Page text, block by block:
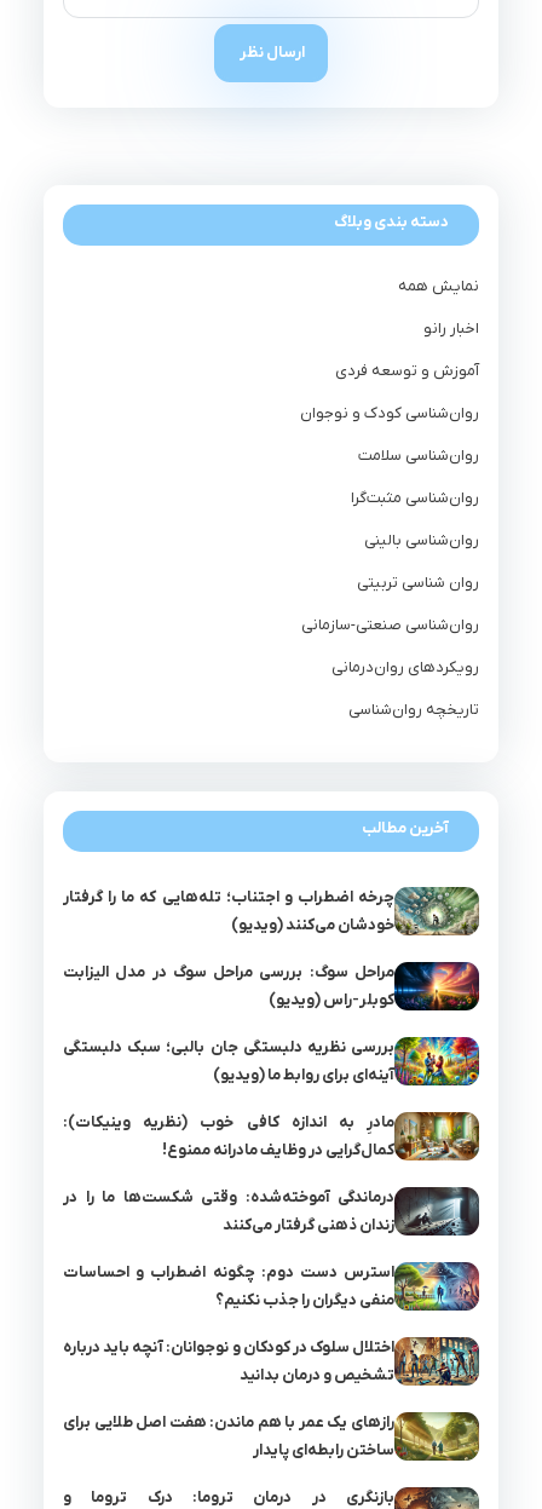
دسته بندی وبلاگ
نمایش همه
اخبار رانو
آموزش و توسعه فردی
روان‌شناسی کودک و نوجوان
روان‌شناسی سلامت
روان‌شناسی مثبت‌گرا
روان‌شناسی بالینی
روان شناسی تربیتی
روان‌شناسی صنعتی-سازمانی
رویکردهای روان‌درمانی
تاریخچه روان‌شناسی
آخرین مطالب
چرخه اضطراب و اجتناب؛ تله‌هایی که ما را گرفتار
خودشان می‌کنند (ویدیو)
مراحل سوگ: بررسی مراحل سوگ در مدل الیزابت
کوبلر-راس (ویدیو)
بررسی نظریه دلبستگی جان بالبی؛ سبک دلبستگی
آینه‌ای برای روابط ما (ویدیو)
مادرِ به اندازه کافی خوب (نظریه وینیکات):
کمال‌گرایی در وظایف مادرانه ممنوع!
درماندگی آموخته‌شده: وقتی شکست‌ها ما را در
زندان ذهنی گرفتار می‌کنند
استرس دست دوم: چگونه اضطراب و احساسات
منفی دیگران را جذب نکنیم؟
اختلال سلوک در کودکان و نوجوانان: آنچه باید درباره
تشخیص و درمان بدانید
رازهای یک عمر با هم ماندن: هفت اصل طلایی برای
ساختن رابطه‌ای پایدار
بازنگری در درمان تروما: درک تروما و